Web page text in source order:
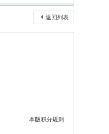
返回列表
本版积分规则